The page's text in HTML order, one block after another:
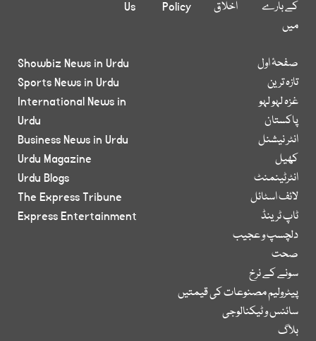
کے بارے
میں
اخلاق
Policy
Us
صفحۂ اول
تازہ ترین
غزہ لہو لہو
پاکستان
انٹر نیشنل
کھیل
انٹرٹینمنٹ
لائف اسٹائل
ٹاپ ٹرینڈ
دلچسپ و عجیب
صحت
سونے کے نرخ
پیٹرولیم مصنوعات کی قیمتیں
سائنس و ٹیکنالوجی
بلاگ
Showbiz News in Urdu
Sports News in Urdu
International News in
Urdu
Business News in Urdu
Urdu Magazine
Urdu Blogs
The Express Tribune
Express Entertainment